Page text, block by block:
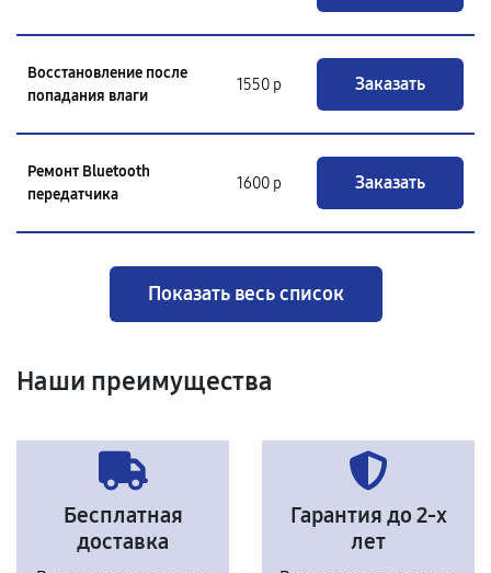
Восстановление после
попадания влаги
1550 р Заказать
Ремонт Bluetooth
передатчика
1600 р Заказать
Показать весь список
Наши преимущества
Бесплатная
доставка
Гарантия до 2-х
лет